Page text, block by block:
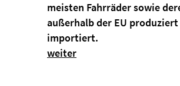
meisten Fahrräder sowie
außerhalb der EU
importiert.
weiter